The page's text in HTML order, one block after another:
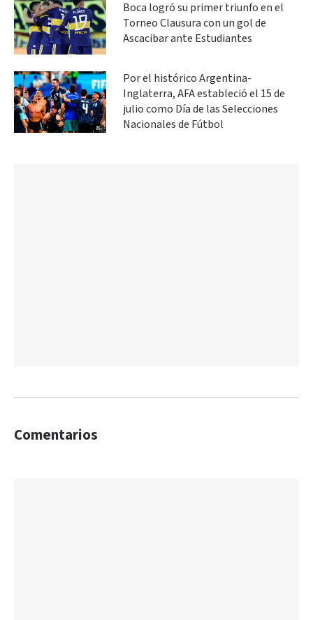
Boca logró su primer triunfo en el
Torneo Clausura con un gol de
Ascacibar ante Estudiantes
Por el histórico Argentina-
Inglaterra, AFA estableció el 15 de
julio como Día de las Selecciones
Nacionales de Fútbol
Comentarios